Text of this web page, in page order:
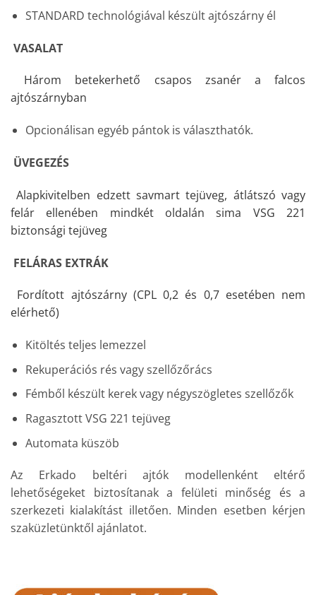
STANDARD technológiával készült ajtószárny él
VASALAT
Három betekerhető csapos zsanér a falcos
ajtószárnyban
Opcionálisan egyéb pántok is választhatók.
ÜVEGEZÉS
Alapkivitelben edzett savmart tejüveg, átlátszó vagy
felár ellenében mindkét oldalán sima VSG 221
biztonsági tejüveg
FELÁRAS EXTRÁK
Fordított ajtószárny (CPL 0,2 és 0,7 esetében nem
elérhető)
Kitöltés teljes lemezzel
Rekuperációs rés vagy szellőzőrács
Fémből készült kerek vagy négyszögletes szellőzők
Ragasztott VSG 221 tejüveg
Automata küszöb
Az Erkado beltéri ajtók modellenként eltérő
lehetőségeket biztosítanak a felületi minőség és a
szerkezeti kialakítást illetően. Minden esetben kérjen
szaküzletünktől ajánlatot.